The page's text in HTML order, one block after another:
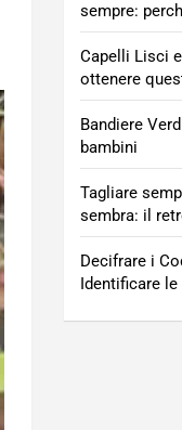
sempre:
Capelli Lisci
ottenere
Bandiere
bambini
Tagliare
sembra: il
Decifrare i
Identificare